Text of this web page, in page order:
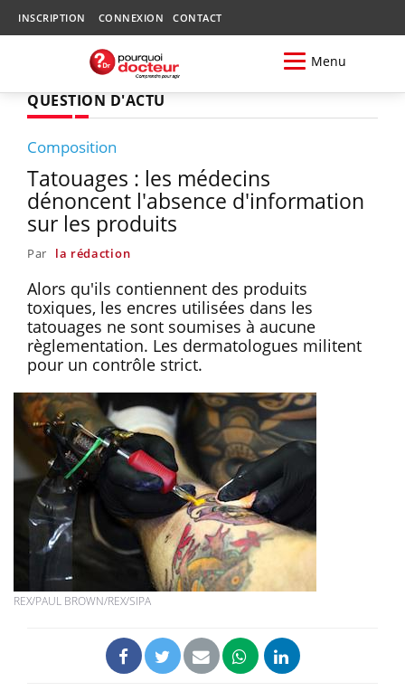
INSCRIPTION CONNEXION CONTACT
Menu
QUESTION D'ACTU
Composition
Tatouages : les médecins
dénoncent l'absence d'information
sur les produits
Par la rédaction
Alors qu'ils contiennent des produits
toxiques, les encres utilisées dans les
tatouages ne sont soumises à aucune
règlementation. Les dermatologues militent
pour un contrôle strict.
REX/PAUL BROWN/REX/SIPA